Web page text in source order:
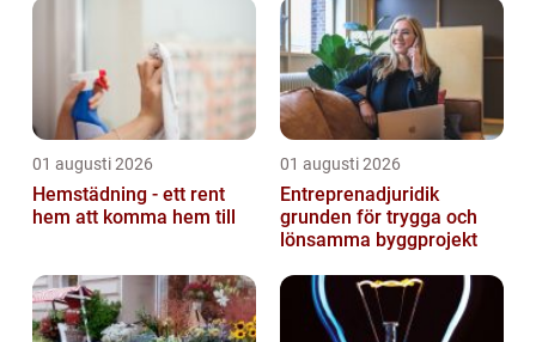
01 augusti 2026
Hemstädning - ett rent
hem att komma hem till
01 augusti 2026
Entreprenadjuridik
grunden för trygga och
lönsamma byggprojekt